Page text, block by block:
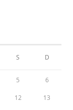
S D
5 6
12 13